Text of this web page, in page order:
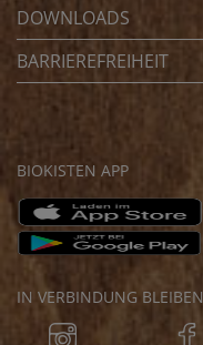
DOWNLOADS
BARRIEREFREIHEIT
BIOKISTEN APP
IN VERBINDUNG BLEIBEN